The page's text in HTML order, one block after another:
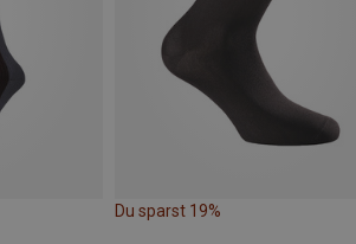
Du sparst 19%